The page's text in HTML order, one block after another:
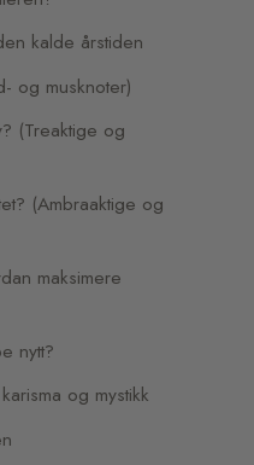
kalde årstiden
og musknoter)
(Treaktige og
(Ambraaktige og
maksimere
nytt?
og mystikk